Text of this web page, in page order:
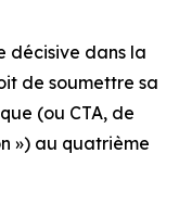
décisive dans la
de soumettre sa
(ou CTA, de
») au quatrième